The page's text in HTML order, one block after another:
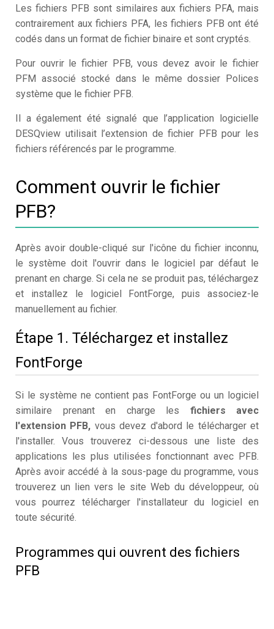
Les fichiers PFB sont similaires aux fichiers PFA, mais
contrairement aux fichiers PFA, les fichiers PFB ont été
codés dans un format de fichier binaire et sont cryptés.
Pour ouvrir le fichier PFB, vous devez avoir le fichier
PFM associé stocké dans le même dossier Polices
système que le fichier PFB.
Il a également été signalé que l’application logicielle
DESQview utilisait l’extension de fichier PFB pour les
fichiers référencés par le programme.
Comment ouvrir le fichier
PFB?
Après avoir double-cliqué sur l'icône du fichier inconnu,
le système doit l'ouvrir dans le logiciel par défaut le
prenant en charge. Si cela ne se produit pas, téléchargez
et installez le logiciel FontForge, puis associez-le
manuellement au fichier.
Étape 1. Téléchargez et installez
FontForge
Si le système ne contient pas FontForge ou un logiciel
similaire prenant en charge les fichiers avec
l'extension PFB, vous devez d'abord le télécharger et
l'installer. Vous trouverez ci-dessous une liste des
applications les plus utilisées fonctionnant avec PFB.
Après avoir accédé à la sous-page du programme, vous
trouverez un lien vers le site Web du développeur, où
vous pourrez télécharger l'installateur du logiciel en
toute sécurité.
Programmes qui ouvrent des fichiers
PFB